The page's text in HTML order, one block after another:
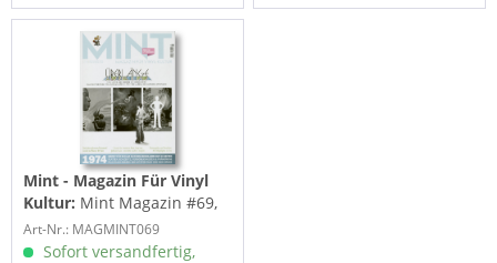
Mint - Magazin Für Vinyl
Kultur: Mint Magazin #69,
07/24
Art-Nr.: MAGMINT069
Sofort versandfertig,